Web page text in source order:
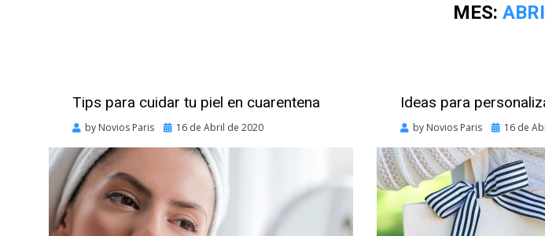
MES:
Tips para cuidar tu piel en cuarentena
by Novios Paris
Posted
16 de Abril de 2020
Ideas para
by Novios Paris
Posted
16 de